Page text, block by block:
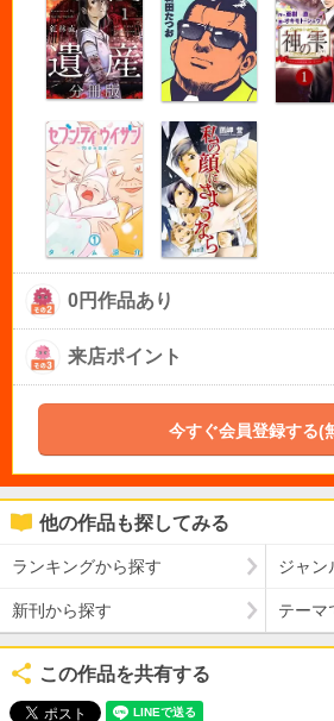
0円作品あり
来店ポイント
今すぐ会員登録する(
他の作品も探してみる
ランキングから探す ジャン
新刊から探す テーマ
この作品を共有する